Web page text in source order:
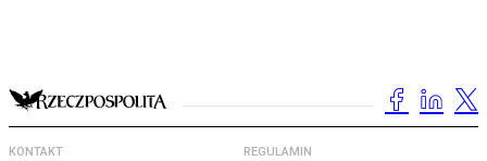
KONTAKT REGULAMIN